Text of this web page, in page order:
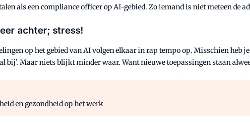
als een compliance officer op AI-gebied. Zo iemand is niet meteen de
achter; stress!
op het gebied van AI volgen elkaar in rap tempo op. Misschien heb
bij'. Maar niets blijkt minder waar. Want nieuwe toepassingen staan
en gezondheid op het werk